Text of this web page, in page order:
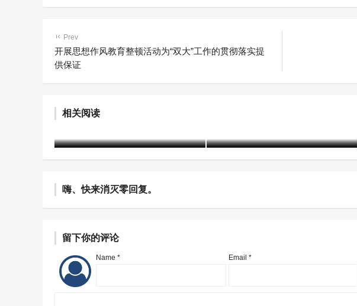
Prev
开展思想作风教育整顿活动为“双大”工作的贯彻落实提
供保证
相关阅读
“小应用”串起矫治全链条 数字
效
东兴区检察院联合法院前往专
嗨、快来消灭零回复。
留下你的评论
Name * Email *